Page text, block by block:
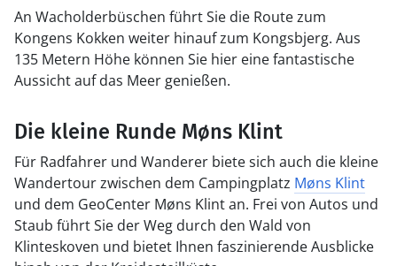
An Wacholderbüschen führt Sie die Route zum
Kongens Kokken weiter hinauf zum Kongsbjerg. Aus
135 Metern Höhe können Sie hier eine fantastische
Aussicht auf das Meer genießen.
Die kleine Runde Møns Klint
Für Radfahrer und Wanderer biete sich auch die kleine
Wandertour zwischen dem Campingplatz Møns Klint
und dem GeoCenter Møns Klint an. Frei von Autos und
Staub führt Sie der Weg durch den Wald von
Klinteskoven und bietet Ihnen faszinierende Ausblicke